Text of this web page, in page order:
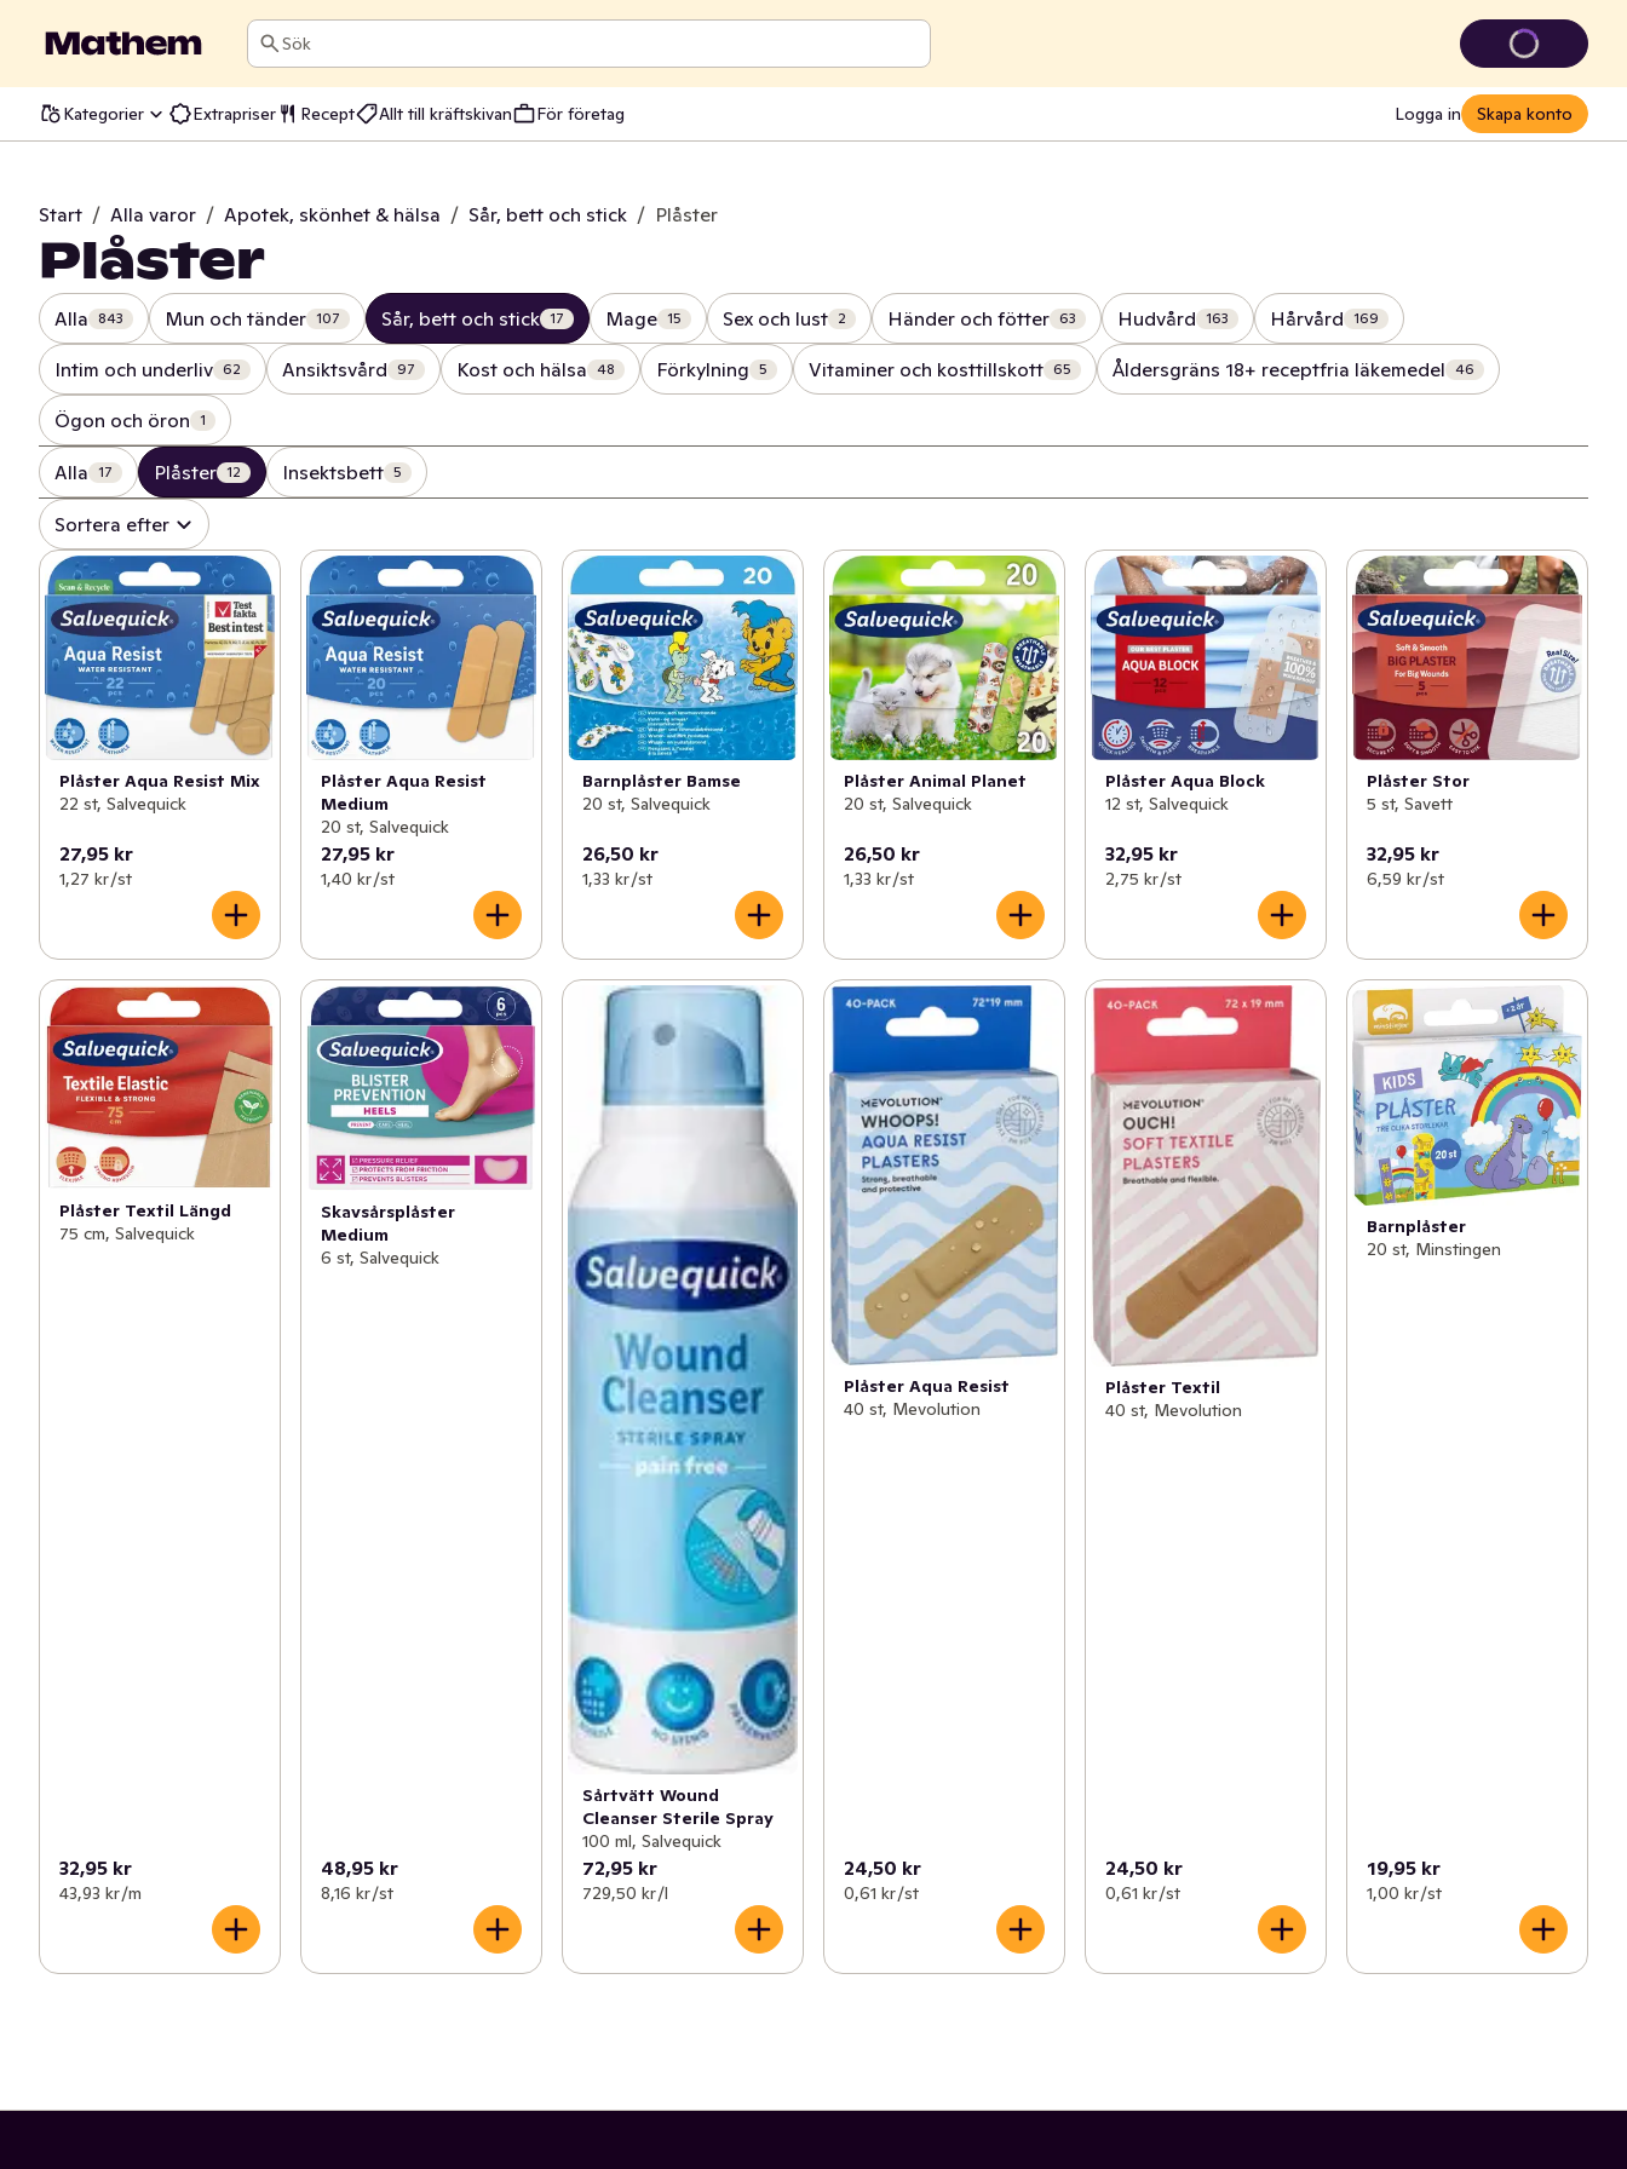
Sök
Kategorier Extrapriser Recept Allt till kräftskivan För företag Logga in Skapa konto
Start / Alla varor / Apotek, skönhet & hälsa / Sår, bett och stick / Plåster
Plåster
Alla 843 Mun och tänder 107 Sår, bett och stick 17 Mage 15 Sex och lust 2 Händer och fötter 63 Hudvård 163 Hårvård 169
Intim och underliv 62 Ansiktsvård 97 Kost och hälsa 48 Förkylning 5 Vitaminer och kosttillskott 65 Åldersgräns 18+ receptfria läkemedel 46
Ögon och öron 1
Alla 17 Plåster 12 Insektsbett 5
Sortera efter
Plåster Aqua Resist Mix
22 st, Salvequick
27,95 kr
1,27 kr /st
Plåster Aqua Resist
Medium
20 st, Salvequick
27,95 kr
1,40 kr /st
Barnplåster Bamse
20 st, Salvequick
26,50 kr
1,33 kr /st
Plåster Animal Planet
20 st, Salvequick
26,50 kr
1,33 kr /st
Plåster Aqua Block
12 st, Salvequick
32,95 kr
2,75 kr /st
Plåster Stor
5 st, Savett
32,95 kr
6,59 kr /st
Plåster Textil Längd
75 cm, Salvequick
32,95 kr
43,93 kr /m
Skavsårsplåster
Medium
6 st, Salvequick
48,95 kr
8,16 kr /st
Sårtvätt Wound
Cleanser Sterile Spray
100 ml, Salvequick
72,95 kr
729,50 kr /l
Plåster Aqua Resist
40 st, Mevolution
24,50 kr
0,61 kr /st
Plåster Textil
40 st, Mevolution
24,50 kr
0,61 kr /st
Barnplåster
20 st, Minstingen
19,95 kr
1,00 kr /st